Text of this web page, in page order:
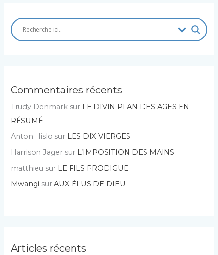
Commentaires récents
Trudy Denmark sur LE DIVIN PLAN DES AGES EN
RÉSUMÉ
Anton Hislo sur LES DIX VIERGES
Harrison Jager sur L’IMPOSITION DES MAINS
matthieu sur LE FILS PRODIGUE
Mwangi surAUX ÉLUS DE DIEU
Articles récents